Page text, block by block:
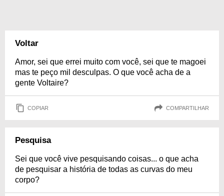
Voltar
Amor, sei que errei muito com você, sei que te magoei
mas te peço mil desculpas. O que você acha de a
gente Voltaire?
COPIAR COMPARTILHAR
Pesquisa
Sei que você vive pesquisando coisas... o que acha
de pesquisar a história de todas as curvas do meu
corpo?